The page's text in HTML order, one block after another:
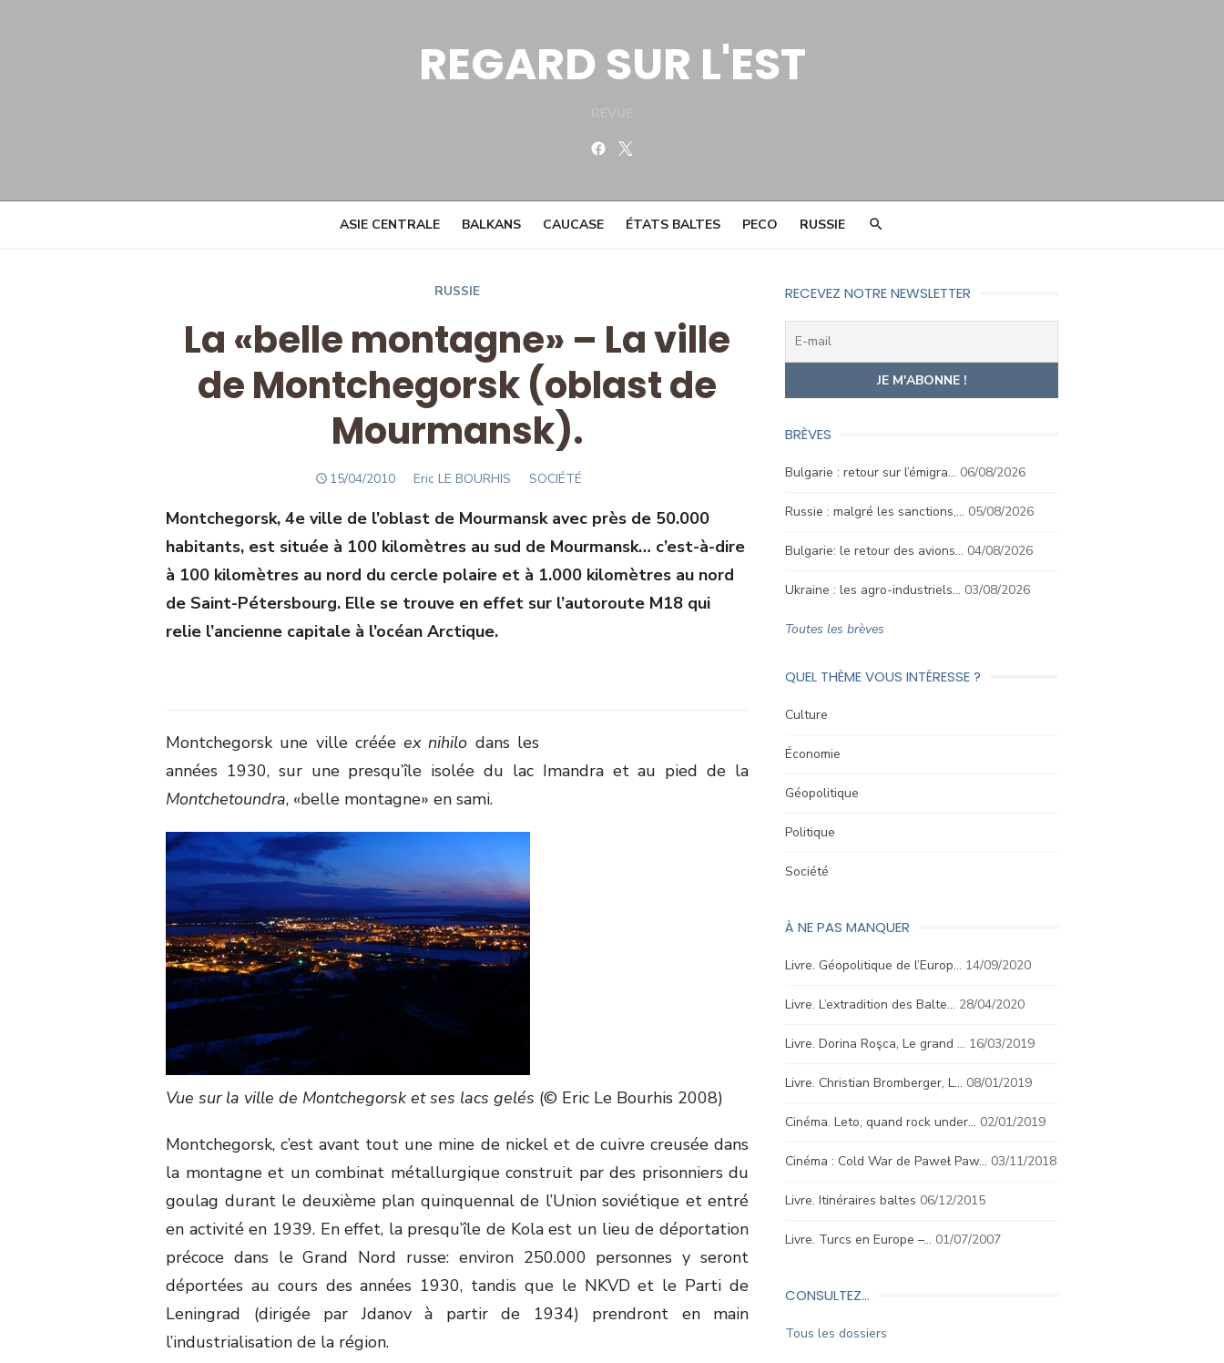
REGARD SUR L'EST
Facebook
ASIE CENTRALE BALKANS CAUCASE ÉTATS BALTES PECO RUSSIE
RUSSIE
La «belle montagne» – La ville
de Montchegorsk (oblast de
Mourmansk).
POSTED
15/04/2010 Author
Eric LE BOURHIS SOCIÉTÉ
Montchegorsk, 4e ville de l’oblast de Mourmansk avec près de 50.000
habitants, est située à 100 kilomètres au sud de Mourmansk… c’est-à-dire
à 100 kilomètres au nord du cercle polaire et à 1.000 kilomètres au nord
de Saint-Pétersbourg. Elle se trouve en effet sur l’autoroute M18 qui
relie l’ancienne capitale à l’océan Arctique.
Montchegorsk une ville crééeex nihilo dans les
années 1930, sur une presqu’île isolée du lac Imandra et au pied de la
Montchetoundra, «belle montagne» en sami.
Vue sur la ville de Montchegorsk et ses lacs gelés (© Eric Le Bourhis 2008)
Montchegorsk, c’est avant tout une mine de nickel et de cuivre creusée dans
la montagne et un combinat métallurgique construit par des prisonniers du
goulag durant le deuxième plan quinquennal de l’Union soviétique et entré
en activité en 1939. En effet, la presqu’île de Kola est un lieu de déportation
précoce dans le Grand Nord russe: environ 250.000 personnes y seront
déportées au cours des années 1930, tandis que le NKVD et le Parti de
Leningrad (dirigée par Jdanov à partir de 1934) prendront en main
l’industrialisation de la région.
RECEVEZ NOTRE NEWSLETTER
BRÈVES
Bulgarie : retour sur l’émigra… 06/08/2026
Russie : malgré les sanctions,… 05/08/2026
Bulgarie: le retour des avions… 04/08/2026
Ukraine : les agro-industriels… 03/08/2026
Toutes les brèves
QUEL THÈME VOUS INTÉRESSE ?
Culture
Économie
Géopolitique
Politique
Société
À NE PAS MANQUER
Livre. Géopolitique de l’Europ… 14/09/2020
Livre. L’extradition des Balte… 28/04/2020
Livre. Dorina Roşca, Le grand … 16/03/2019
Livre. Christian Bromberger, L… 08/01/2019
Cinéma. Leto, quand rock under… 02/01/2019
Cinéma : Cold War de Paweł Paw… 03/11/2018
Livre. Itinéraires baltes 06/12/2015
Livre. Turcs en Europe –… 01/07/2007
CONSULTEZ…
Tous les dossiers